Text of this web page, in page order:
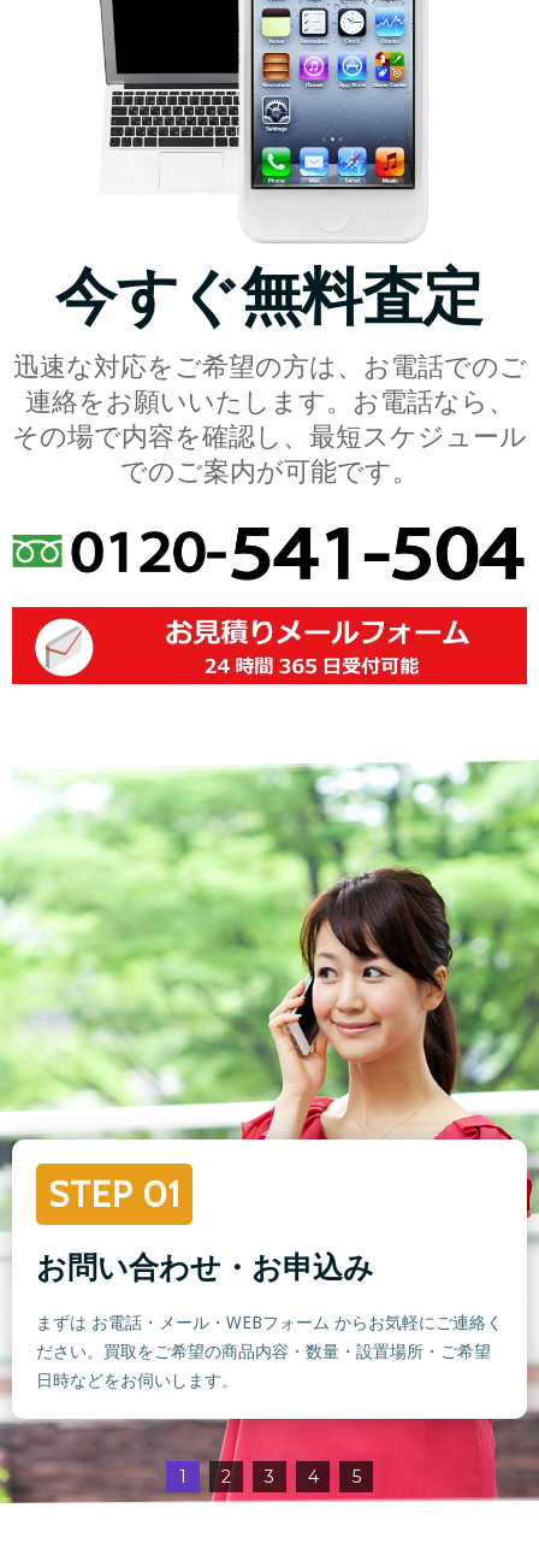
今すぐ無料査定
迅速な対応をご希望の方は、お電話でのご
連絡をお願いいたします。お電話なら、
その場で内容を確認し、最短スケジュール
でのご案内が可能です。
STEP 01
お問い合わせ・お申込み
まずは お電話・メール・WEBフォーム からお気軽にご連絡く
ださい。買取をご希望の商品内容・数量・設置場所・ご希望
日時などをお伺いします。
1 2 3 4 5